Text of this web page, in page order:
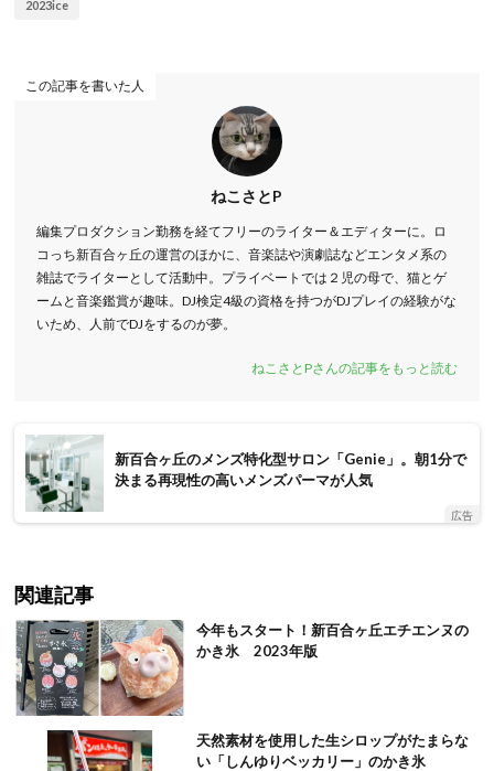
2023ice
この記事を書いた人
ねこさとP
編集プロダクション勤務を経てフリーのライター＆エディターに。ロ
コっち新百合ヶ丘の運営のほかに、音楽誌や演劇誌などエンタメ系の
雑誌でライターとして活動中。プライベートでは２児の母で、猫とゲ
ームと音楽鑑賞が趣味。DJ検定4級の資格を持つがDJプレイの経験がな
いため、人前でDJをするのが夢。
ねこさとPさんの記事をもっと読む
新百合ヶ丘のメンズ特化型サロン「Genie」。朝1分で
決まる再現性の高いメンズパーマが人気
広告
関連記事
今年もスタート！新百合ヶ丘エチエンヌの
かき氷 2023年版
天然素材を使用した生シロップがたまらな
い「しんゆりベッカリー」のかき氷